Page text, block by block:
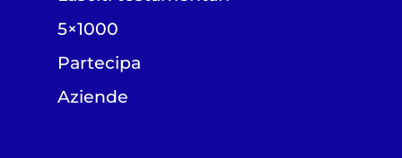
5×1000
Partecipa
Aziende